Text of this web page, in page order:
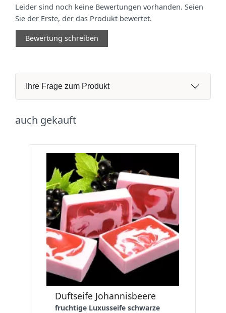
Leider sind noch keine Bewertungen vorhanden. Seien
Sie der Erste, der das Produkt bewertet.
Bewertung schreiben
Ihre Frage zum Produkt
auch gekauft
Duftseife Johannisbeere
fruchtige Luxusseife schwarze